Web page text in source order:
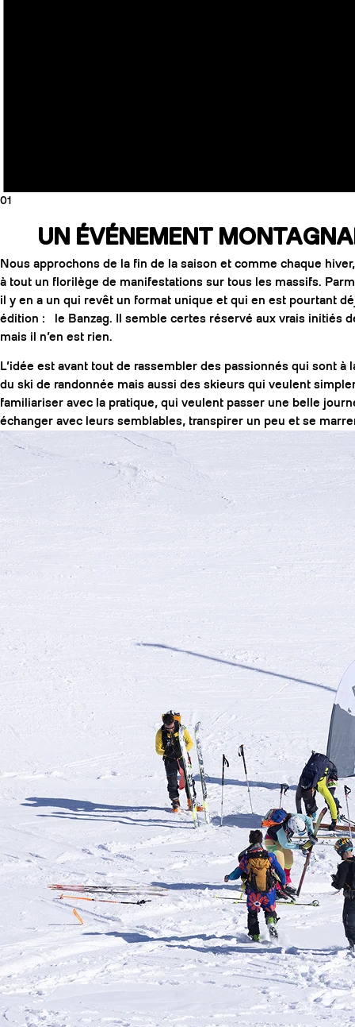
01
UN ÉVÉNEMENT
Nous approchons de la fin de la saison et comme chaque
à tout un florilège de manifestations sur tous les massifs.
il y en a un qui revêt un format unique et qui en est pourtant
édition : le Banzag. Il semble certes réservé aux vrais initiés
mais il n’en est rien.
L’idée est avant tout de rassembler des passionnés qui sont à
du ski de randonnée mais aussi des skieurs qui veulent
familiariser avec la pratique, qui veulent passer une belle
échanger avec leurs semblables, transpirer un peu et se